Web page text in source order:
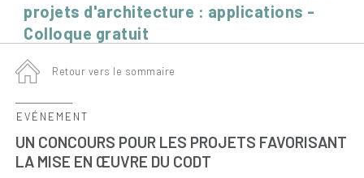
projets d'architecture : applications -
Colloque gratuit
Retour vers le sommaire
EVÉNEMENT
UN CONCOURS POUR LES PROJETS FAVORISANT
LA MISE EN ŒUVRE DU CODT